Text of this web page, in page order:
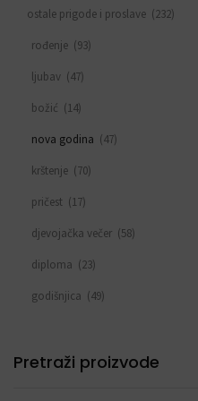
ostale prigode i proslave (232)
rođenje (93)
ljubav (47)
božić (14)
nova godina (47)
krštenje (70)
pričest (17)
djevojačka večer (58)
diploma (23)
godišnjica (49)
DEKORACIJE S BALONIMA
Pretraži proizvode